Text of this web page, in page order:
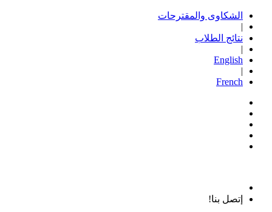
الشكاوى والمقترحات
|
نتائج الطلاب
|
English
|
French
إتصل بنا!